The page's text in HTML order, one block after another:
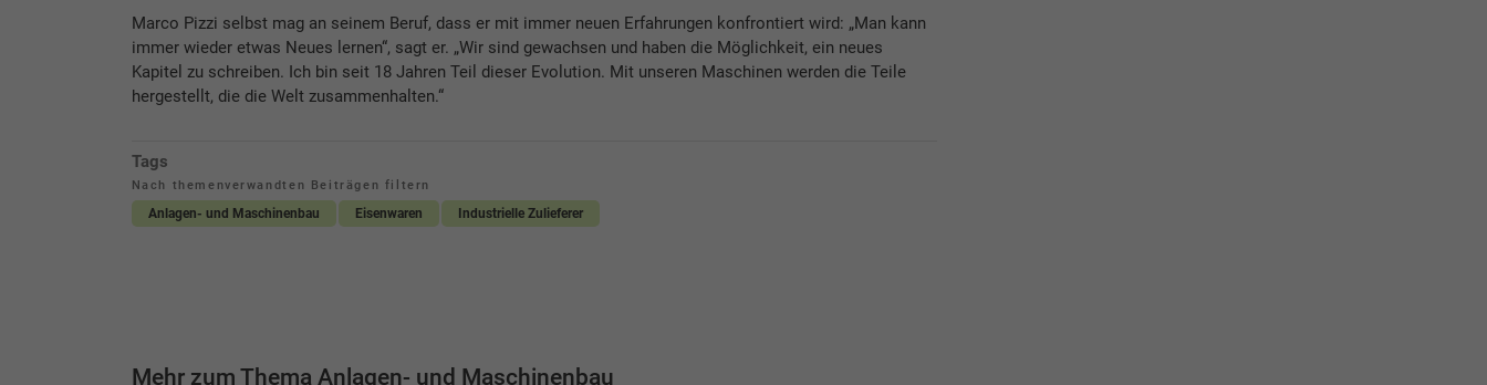
Marco Pizzi selbst mag an seinem Beruf, dass er mit immer neuen Erfahrungen konfrontiert wird: „Man kann
immer wieder etwas Neues lernen“, sagt er. „Wir sind gewachsen und haben die Möglichkeit, ein neues
Kapitel zu schreiben. Ich bin seit 18 Jahren Teil dieser Evolution. Mit unseren Maschinen werden die Teile
hergestellt, die die Welt zusammenhalten.“
Tags
Nach themenverwandten Beiträgen filtern
Anlagen- und Maschinenbau Eisenwaren Industrielle Zulieferer
Mehr zum Thema Anlagen- und Maschinenbau